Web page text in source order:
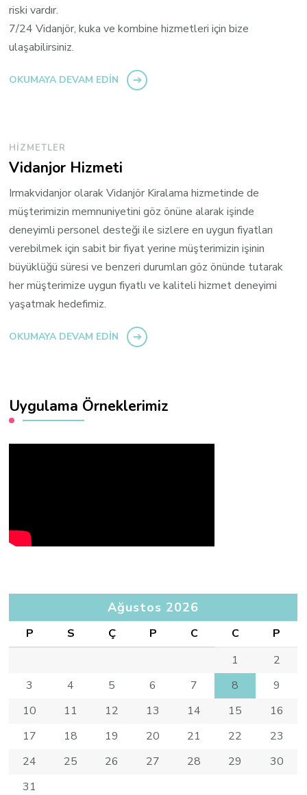
riski vardır.
7/24 Vidanjör, kuka ve kombine hizmetleri için bize
ulaşabilirsiniz.
OKUMAYA DEVAM EDIN
HIZMETLER
Vidanjor Hizmeti
Irmakvidanjor olarak Vidanjör Kiralama hizmetinde de
müşterimizin memnuniyetini göz önüne alarak işinde
deneyimli personel desteği ile sizlere en uygun fiyatları
verebilmek için sabit bir fiyat yerine müşterimizin işinin
büyüklüğü süresi ve benzeri durumları göz önünde tutarak
her müşterimize uygun fiyatlı ve kaliteli hizmet deneyimi
yaşatmak hedefimiz.
OKUMAYA DEVAM EDIN
Uygulama Örneklerimiz
Ağustos 2026
P S Ç P C C
P
1
2
3
4 5 6 7 8
9
10
11 12 13 14 15
16
17
18 19 20 21 22
23
24
25 26 27 28 29
30
31